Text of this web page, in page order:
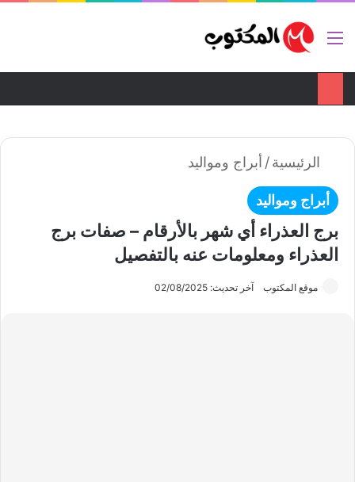
القائمة
الرئيسية/ أبراج ومواليد
أبراج ومواليد
برج العذراء أي شهر بالأرقام – صفات برج
العذراء ومعلومات عنه بالتفصيل
موقع المكتوب آخر تحديث: 02/08/2025
ضع اعلانك هنا